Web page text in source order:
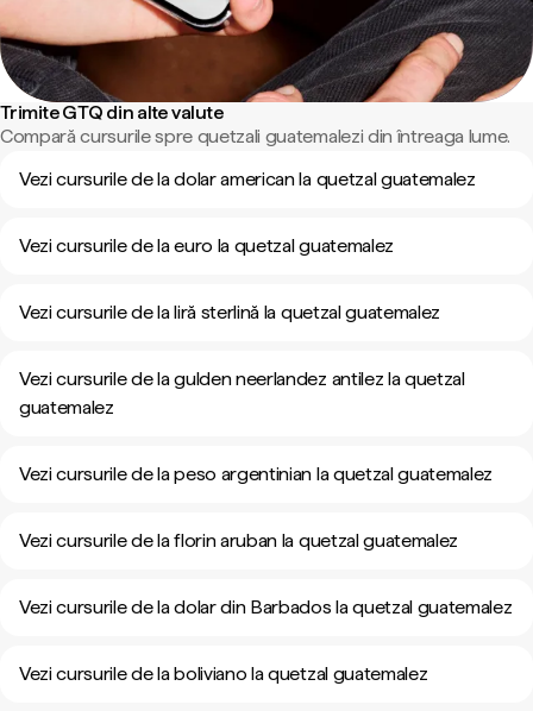
Trimite GTQ din alte valute
Compară cursurile spre quetzali guatemalezi din întreaga lume.
Vezi cursurile de la dolar american la quetzal guatemalez
Vezi cursurile de la euro la quetzal guatemalez
Vezi cursurile de la liră sterlină la quetzal guatemalez
Vezi cursurile de la gulden neerlandez antilez la quetzal
guatemalez
Vezi cursurile de la peso argentinian la quetzal guatemalez
Vezi cursurile de la florin aruban la quetzal guatemalez
Vezi cursurile de la dolar din Barbados la quetzal guatemalez
Vezi cursurile de la boliviano la quetzal guatemalez